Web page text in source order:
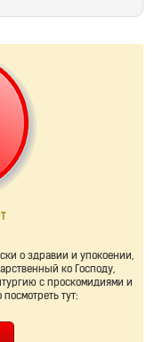
о здравии и упокоении,
ко Господу,
с проскомидиями и
тут: